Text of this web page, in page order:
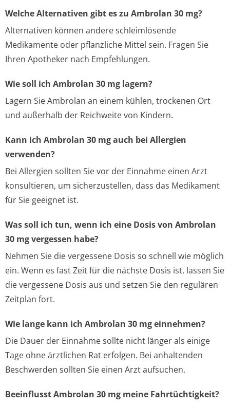
Welche Alternativen gibt es zu Ambrolan 30 mg?
Alternativen können andere schleimlösende
Medikamente oder pflanzliche Mittel sein. Fragen Sie
Ihren Apotheker nach Empfehlungen.
Wie soll ich Ambrolan 30 mg lagern?
Lagern Sie Ambrolan an einem kühlen, trockenen Ort
und außerhalb der Reichweite von Kindern.
Kann ich Ambrolan 30 mg auch bei Allergien
verwenden?
Bei Allergien sollten Sie vor der Einnahme einen Arzt
konsultieren, um sicherzustellen, dass das Medikament
für Sie geeignet ist.
Was soll ich tun, wenn ich eine Dosis von Ambrolan
30 mg vergessen habe?
Nehmen Sie die vergessene Dosis so schnell wie möglich
ein. Wenn es fast Zeit für die nächste Dosis ist, lassen Sie
die vergessene Dosis aus und setzen Sie den regulären
Zeitplan fort.
Wie lange kann ich Ambrolan 30 mg einnehmen?
Die Dauer der Einnahme sollte nicht länger als einige
Tage ohne ärztlichen Rat erfolgen. Bei anhaltenden
Beschwerden sollten Sie einen Arzt aufsuchen.
Beeinflusst Ambrolan 30 mg meine Fahrtüchtigkeit?